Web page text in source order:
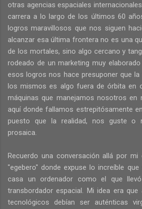
otras agencias espaciales
carrera a lo largo de los últimos 60
logros maravillosos que nos siguen
alcanzar esa última frontera no es una
de los mortales, sino algo cercano y
rodeado de un marketing muy
esos logros nos hace presuponer que
los mismos es algo fuera de órbita en
máquinas que manejamos nosotros en
aquí donde fallamos estrepitósamente
puesto que la realidad, nos guste o
prosaica.
Recuerdo una conversación allá por mi
"egebero" donde expuse lo increíble
casa un ordenador como el que
transbordador espacial. Mi idea era que
tecnológicos debían ser auténticas